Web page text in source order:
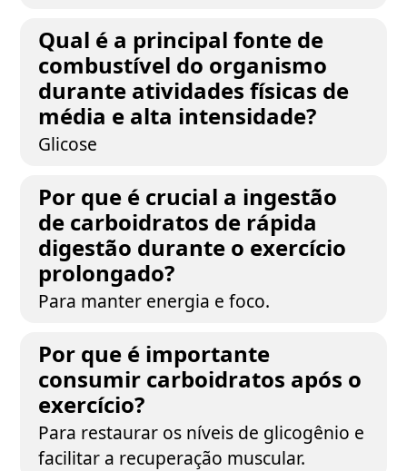
Qual é a principal fonte de
combustível do organismo
durante atividades físicas de
média e alta intensidade?
Glicose
Por que é crucial a ingestão
de carboidratos de rápida
digestão durante o exercício
prolongado?
Para manter energia e foco.
Por que é importante
consumir carboidratos após o
exercício?
Para restaurar os níveis de glicogênio e
facilitar a recuperação muscular.